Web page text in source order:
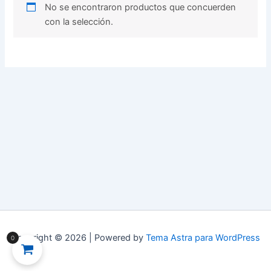
No se encontraron productos que concuerden
con la selección.
Copyright © 2026 | Powered by Tema Astra para WordPress
0